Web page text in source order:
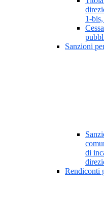
1-
Sanzioni
di
Rendiconti